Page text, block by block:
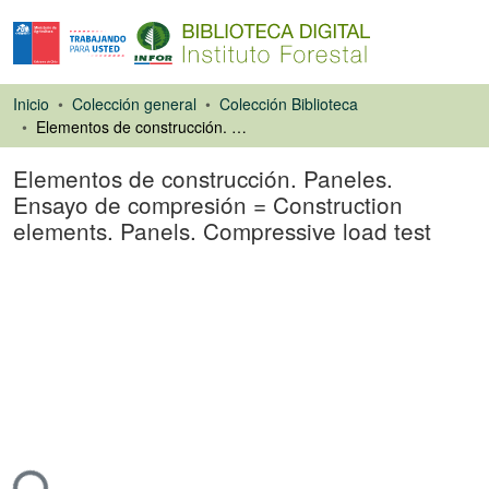
Inicio Colección general
Colección Biblioteca
Elementos de construcción. Paneles. Ensayo de compresión = Construction elements. Panels. Compressive load test
Elementos de construcción. Paneles.
Ensayo de compresión = Construction
elements. Panels. Compressive load test